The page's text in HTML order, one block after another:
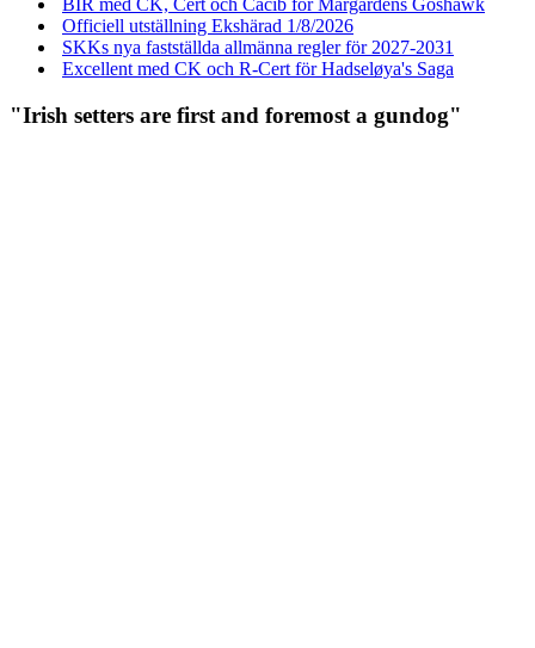
BIR med CK, Cert och Cacib för Margårdens Goshawk
Officiell utställning Ekshärad 1/8/2026
SKKs nya fastställda allmänna regler för 2027-2031
Excellent med CK och R-Cert för Hadseløya's Saga
"Irish setters are first and foremost a gundog"